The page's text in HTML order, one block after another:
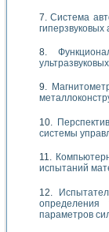
Система
гиперзвуковых
системы
испытаний
определения
параметров